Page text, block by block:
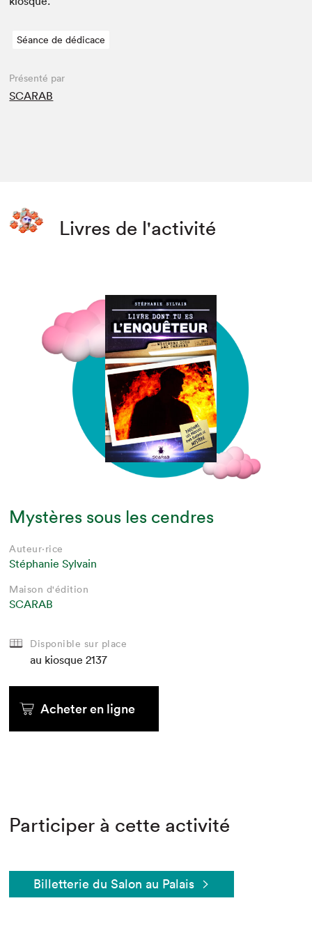
Séance de dédicace
Présenté par
SCARAB
Livres de l'activité
Mystères sous les cendres
Auteur·rice
Stéphanie Sylvain
Maison d'édition
SCARAB
Disponible sur place
au kiosque 2137
Acheter en ligne
Participer à cette activité
Billetterie du Salon au Palais